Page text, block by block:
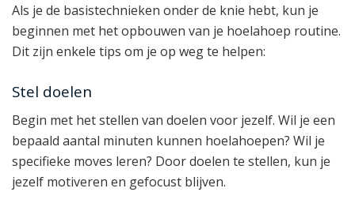
Als je de basistechnieken onder de knie hebt, kun je
beginnen met het opbouwen van je hoelahoep routine.
Dit zijn enkele tips om je op weg te helpen:
Stel doelen
Begin met het stellen van doelen voor jezelf. Wil je een
bepaald aantal minuten kunnen hoelahoepen? Wil je
specifieke moves leren? Door doelen te stellen, kun je
jezelf motiveren en gefocust blijven.